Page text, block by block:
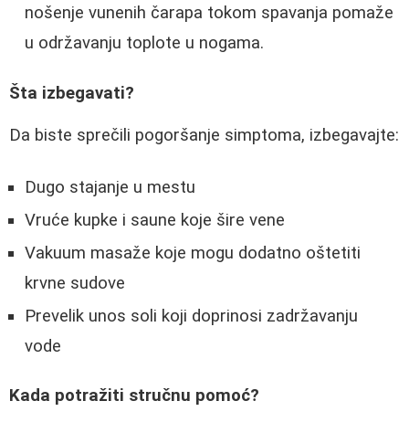
nošenje vunenih čarapa tokom spavanja pomaže
u održavanju toplote u nogama.
Šta izbegavati?
Da biste sprečili pogoršanje simptoma, izbegavajte:
Dugo stajanje u mestu
Vruće kupke i saune koje šire vene
Vakuum masaže koje mogu dodatno oštetiti
krvne sudove
Prevelik unos soli koji doprinosi zadržavanju
vode
Kada potražiti stručnu pomoć?